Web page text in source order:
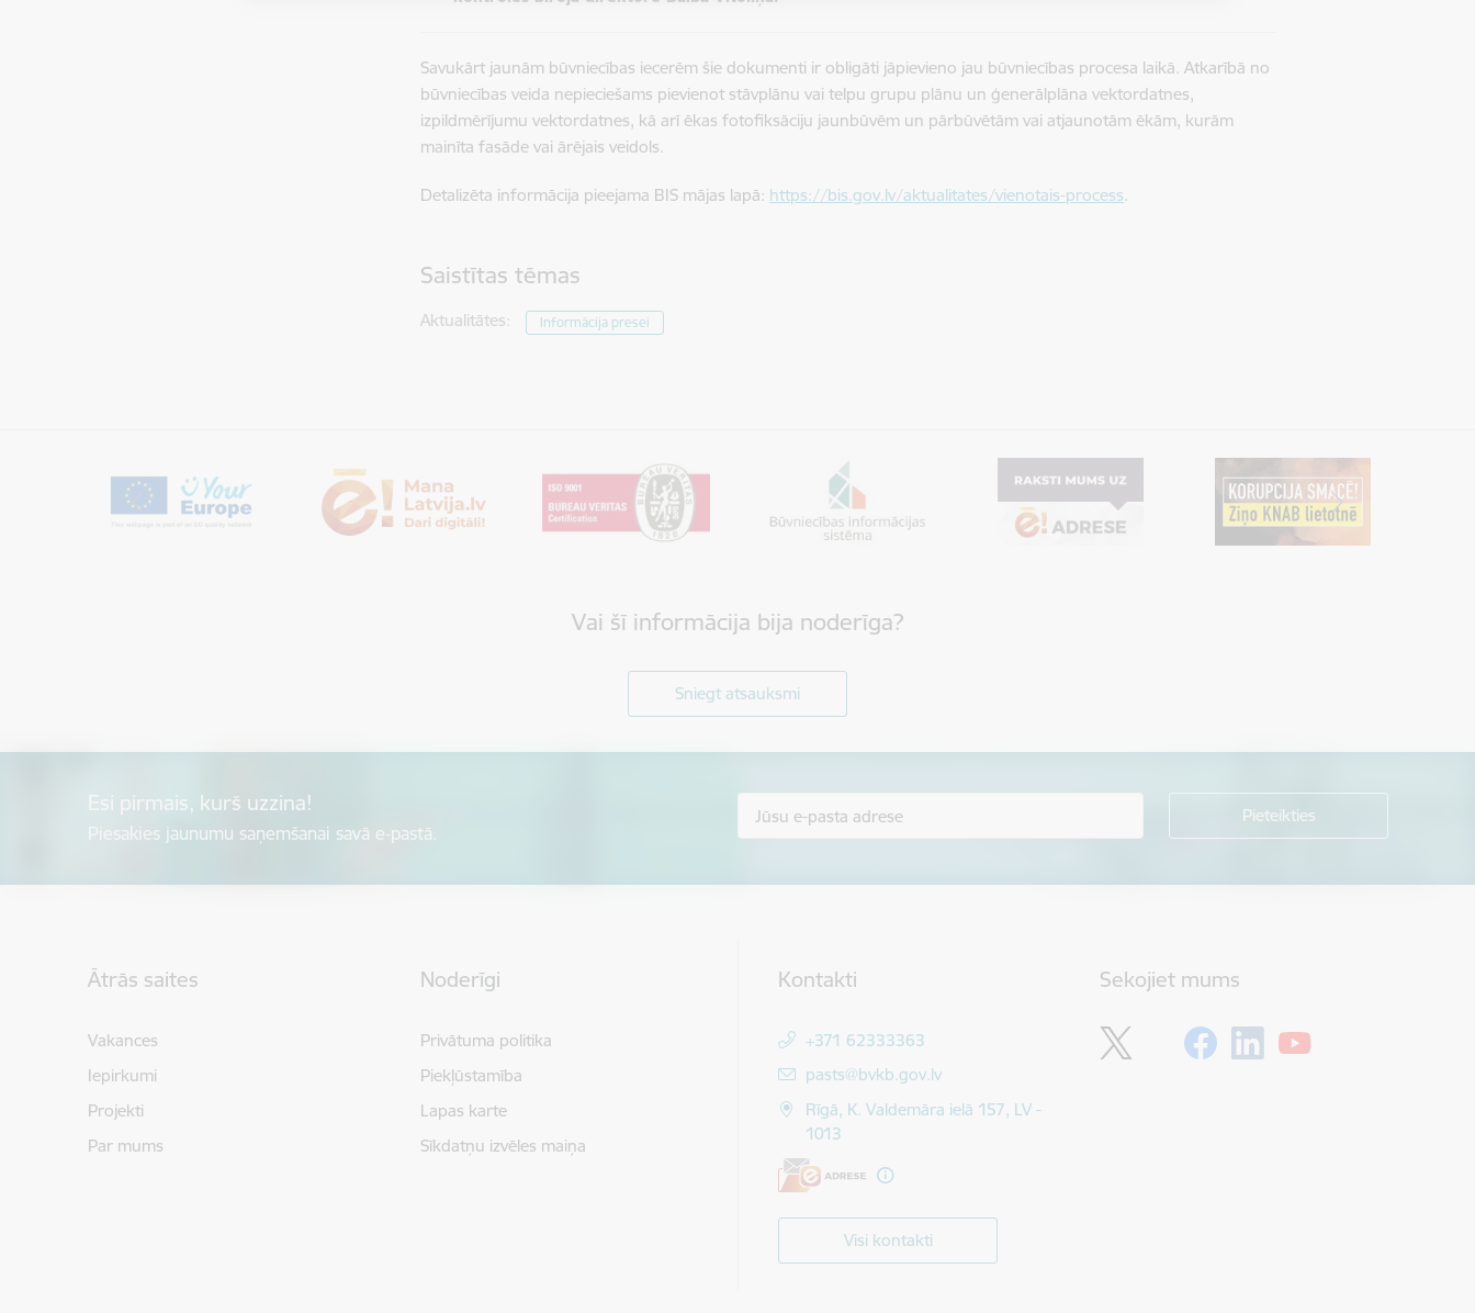
Savukārt jaunām būvniecības iecerēm šie dokumenti ir obligāti jāpievieno jau būvniecības procesa laikā. Atkarībā no
būvniecības veida nepieciešams pievienot stāvplānu vai telpu grupu plānu un ģenerālplāna vektordatnes,
izpildmērījumu vektordatnes, kā arī ēkas fotofiksāciju jaunbūvēm un pārbūvētām vai atjaunotām ēkām, kurām
mainīta fasāde vai ārējais veidols.
Detalizēta informācija pieejama BIS mājas lapā: https://bis.gov.lv/aktualitates/vienotais-process.
Saistītas tēmas
Aktualitātes: Informācija presei
Vai šī informācija bija noderīga?
Sniegt atsauksmi
Esi pirmais, kurš uzzina!
Piesakies jaunumu saņemšanai savā e-pastā.
Ātrās saites
Vakances
Iepirkumi
Projekti
Par mums
Noderīgi
Privātuma politika
Piekļūstamība
Lapas karte
Sīkdatņu izvēles maiņa
Kontakti
+371 62333363
E-pasts:
pasts@bvkb.gov.lv
Rīgā, K. Valdemāra ielā 157, LV -
1013
Visi kontakti
Sekojiet mums